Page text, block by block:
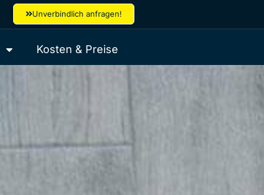
Unverbindlich anfragen!
Kosten & Preise